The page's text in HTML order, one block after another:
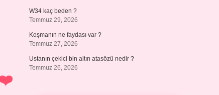
W34 kaç beden ?
Temmuz 29, 2026
Koşmanın ne faydası var ?
Temmuz 27, 2026
Ustanın çekici bin altın atasözü nedir ?
Temmuz 26, 2026